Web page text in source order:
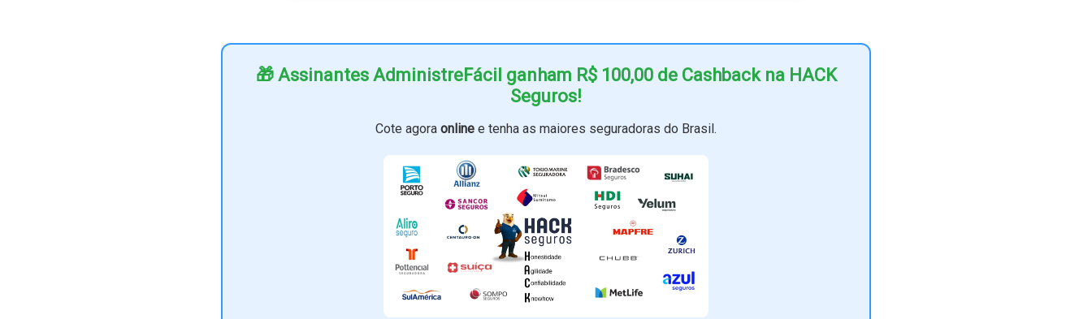
🎁 Assinantes AdministreFácil ganham R$ 100,00 de Cashback na HACK
Seguros!
Cote agora online e tenha as maiores seguradoras do Brasil.